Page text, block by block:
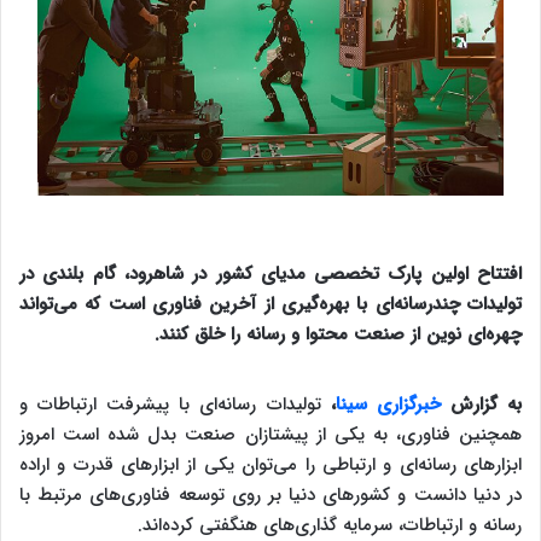
افتتاح اولین پارک تخصصی مدیای کشور در شاهرود، گام بلندی در
تولیدات چندرسانه‌ای با بهره‌گیری از آخرین فناوری است که می‌تواند
چهره‌ای نوین از صنعت محتوا و رسانه را خلق کنند.
به گزارشخبرگزاری سینا، تولیدات رسانه‌ای با پیشرفت ارتباطات و
همچنین فناوری، به یکی از پیشتازان صنعت بدل شده است امروز
ابزارهای رسانه‌ای و ارتباطی را می‌توان یکی از ابزارهای قدرت و اراده
در دنیا دانست و کشورهای دنیا بر روی توسعه فناوری‌های مرتبط با
رسانه و ارتباطات، سرمایه گذاری‌های هنگفتی کرده‌اند.